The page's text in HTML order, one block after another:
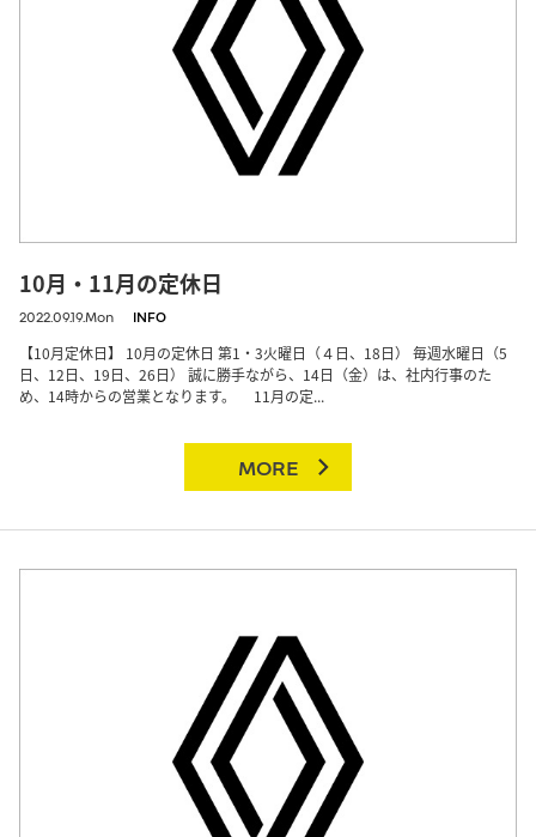
10月・11月の定休日
2022.09.19.Mon INFO
【10月定休日】 10月の定休日 第1・3火曜日（４日、18日） 毎週水曜日（5
日、12日、19日、26日） 誠に勝手ながら、14日（金）は、社内行事のた
め、14時からの営業となります。 11月の定...
MORE